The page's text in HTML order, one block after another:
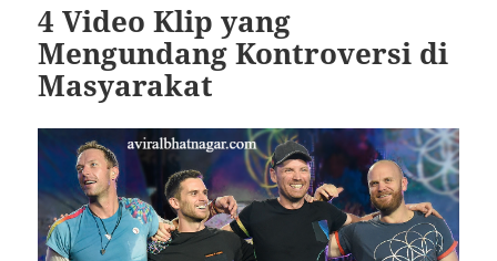
4 Video Klip yang
Mengundang Kontroversi di
Masyarakat